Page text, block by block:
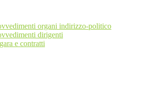
organi indirizzo-politico
dirigenti
e contratti